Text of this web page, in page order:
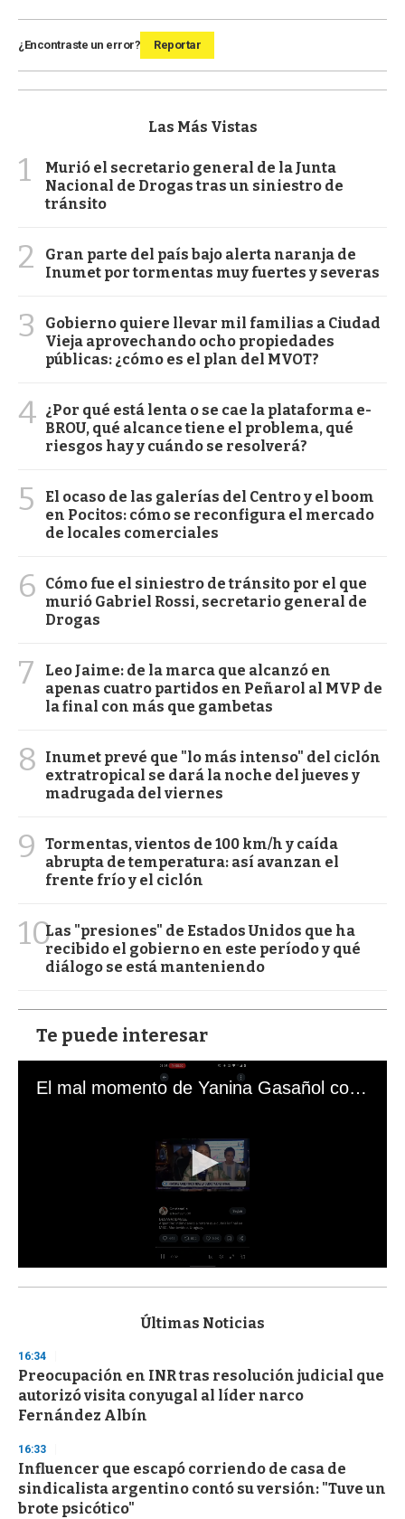
¿Encontraste un error? Reportar
Las Más Vistas
1
Murió el secretario general de la Junta
Nacional de Drogas tras un siniestro de
tránsito
2
Gran parte del país bajo alerta naranja de
Inumet por tormentas muy fuertes y severas
3
Gobierno quiere llevar mil familias a Ciudad
Vieja aprovechando ocho propiedades
públicas: ¿cómo es el plan del MVOT?
4 ¿Por qué está lenta o se cae la plataforma e-
BROU, qué alcance tiene el problema, qué
riesgos hay y cuándo se resolverá?
5
El ocaso de las galerías del Centro y el boom
en Pocitos: cómo se reconfigura el mercado
de locales comerciales
6
Cómo fue el siniestro de tránsito por el que
murió Gabriel Rossi, secretario general de
Drogas
7
Leo Jaime: de la marca que alcanzó en
apenas cuatro partidos en Peñarol al MVP de
la final con más que gambetas
8
Inumet prevé que "lo más intenso" del ciclón
extratropical se dará la noche del jueves y
madrugada del viernes
9
Tormentas, vientos de 100 km/h y caída
abrupta de temperatura: así avanzan el
frente frío y el ciclón
10Las "presiones" de Estados Unidos que ha
recibido el gobierno en este período y qué
diálogo se está manteniendo
Te puede interesar
El mal momento de Yanina Gasañol con un hincha argentino en "Subrayado"
s
d
s
o
f
3
s
e
c
o
n
Últimas Noticias
16:34
Preocupación en INR tras resolución judicial que
autorizó visita conyugal al líder narco
Fernández Albín
16:33
Influencer que escapó corriendo de casa de
sindicalista argentino contó su versión: "Tuve un
brote psicótico"